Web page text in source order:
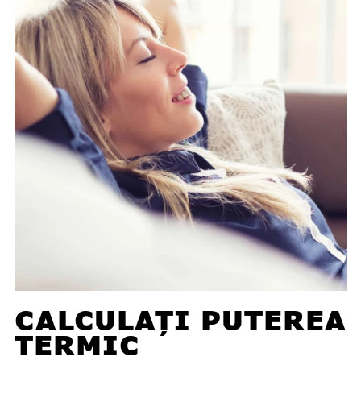
CALCULAȚI PUTEREA
TERMIC